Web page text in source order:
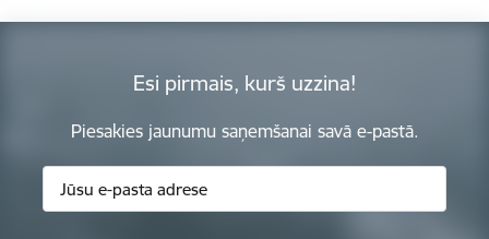
Esi pirmais, kurš uzzina!
Piesakies jaunumu saņemšanai savā e-pastā.